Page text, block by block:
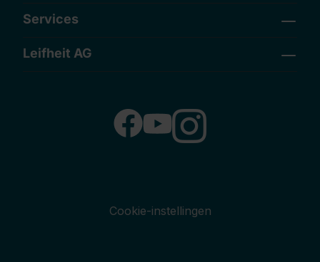
Services
Leifheit AG
Cookie-instellingen